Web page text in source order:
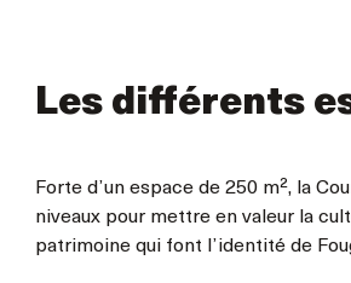
Les différents
Forte d’un espace de 250 m², la
niveaux pour mettre en valeur la
patrimoine qui font l’identité de